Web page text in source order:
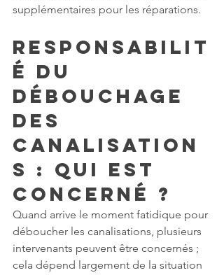
supplémentaires pour les réparations.
Responsabilit
é du
débouchage
des
canalisation
s : Qui est
concerné ?
Quand arrive le moment fatidique pour
déboucher les canalisations, plusieurs
intervenants peuvent être concernés ;
cela dépend largement de la situation